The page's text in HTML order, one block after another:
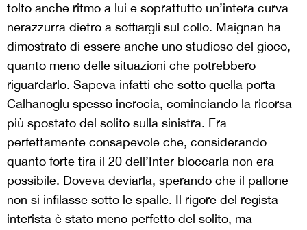
tolto anche ritmo a lui e soprattutto un’intera curva
nerazzurra dietro a soffiargli sul collo. Maignan ha
dimostrato di essere anche uno studioso del gioco,
quanto meno delle situazioni che potrebbero
riguardarlo. Sapeva infatti che sotto quella porta
Calhanoglu spesso incrocia, cominciando la ricorsa
più spostato del solito sulla sinistra. Era
perfettamente consapevole che, considerando
quanto forte tira il 20 dell’Inter bloccarla non era
possibile. Doveva deviarla, sperando che il pallone
non si infilasse sotto le spalle. Il rigore del regista
interista è stato meno perfetto del solito, ma